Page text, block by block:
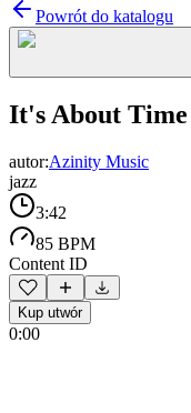
Powrót do katalogu
It's About Time
autor:Azinity Music
jazz
3:42
85 BPM
Content ID
Kup utwór
0:00